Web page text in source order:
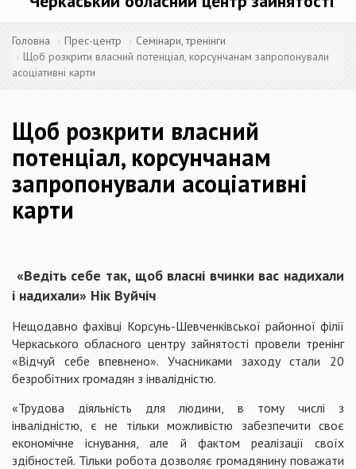
Головна Прес-центр
Семінари, тренінги
Щоб розкрити власний потенціал, корсунчанам запропонували
асоціативні карти
Щоб розкрити власний
потенціал, корсунчанам
запропонували асоціативні
карти
«Ведіть себе так, щоб власні вчинки вас надихали
і надихали» Нік Вуйчіч
Нещодавно фахівці Корсунь-Шевченківської районної філії
Черкаського обласного центру зайнятості провели тренінг
«Відчуй себе впевнено». Учасниками заходу стали 20
безробітних громадян з інвалідністю.
«Трудова діяльність для людини, в тому числі з
інвалідністю, є не тільки можливістю забезпечити своє
економічне існування, але й фактом реалізації своїх
здібностей. Тільки робота дозволяє громадянину поважати